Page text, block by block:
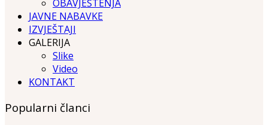
OBAVJEŠTENJA
JAVNE NABAVKE
IZVJEŠTAJI
GALERIJA
Slike
Video
KONTAKT
Popularni članci